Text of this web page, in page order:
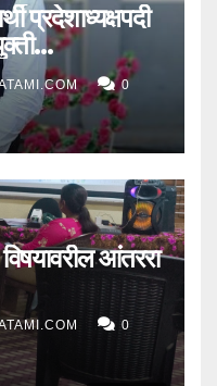
प्रदेशाध्यक्षपदी
0
आंतररा
0